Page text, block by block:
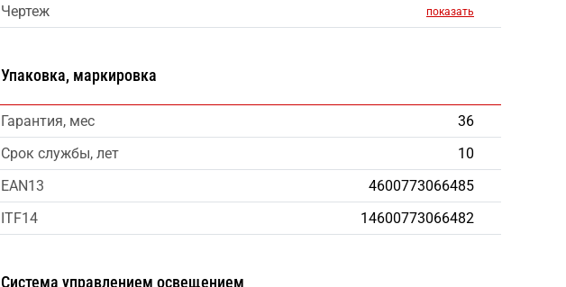
Чертеж
показать
Упаковка, маркировка
Гарантия, мес
36
Срок службы, лет
10
EAN13
4600773066485
ITF14
14600773066482
Система управлением освещением